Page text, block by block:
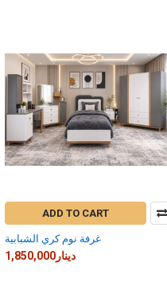
ADD TO CART
غرفة نوم كري الشبابية
1,850,000دينار